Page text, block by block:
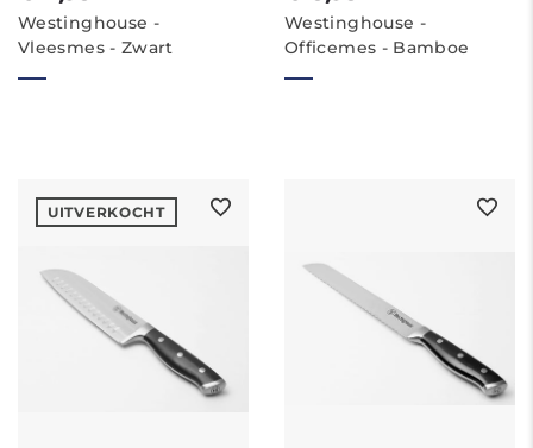
Westinghouse -
Vleesmes - Zwart
Westinghouse -
Officemes - Bamboe
UITVERKOCHT